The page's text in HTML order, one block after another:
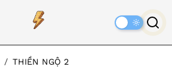
THIỀN NGỘ 2